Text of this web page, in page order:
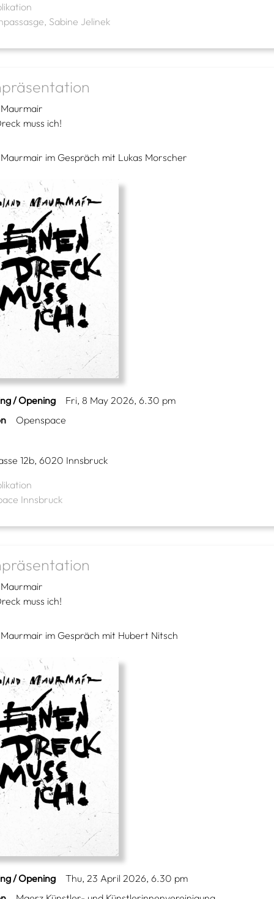
Sabine Jelinek
muss ich!
im Gespräch mit Lukas Morscher
/ Opening
Fri, 8 May 2026, 6.30 pm
Openspace
12b, 6020 Innsbruck
Innsbruck
muss ich!
im Gespräch mit Hubert Nitsch
/ Opening
Thu, 23 April 2026, 6.30 pm